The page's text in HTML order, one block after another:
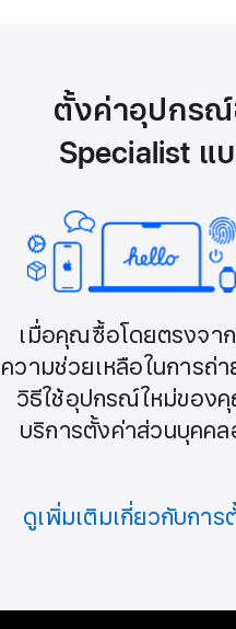
ตั้งค่าอุปกร
Specialist
เมื่อคุณซื้อโดยตรงจา
ความช่วยเหลือในการถ่
วิธีใช้อุปกรณ์ใหม่ของ
บริการตั้งค่าส่วนบุคค
ดูเพิ่มเติมเกี่ยวกับกา